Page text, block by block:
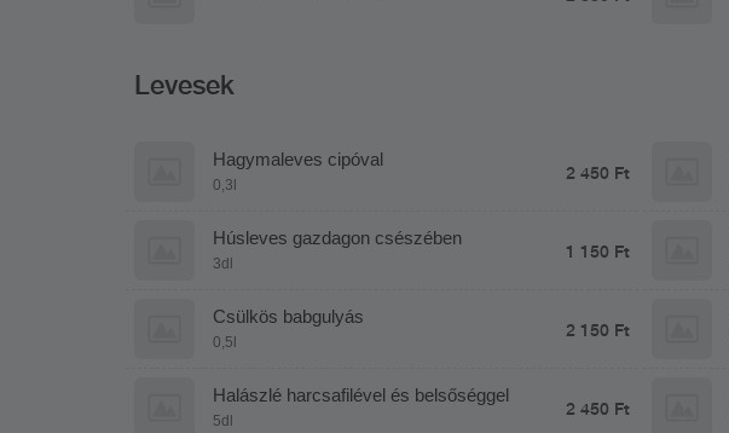
Levesek
Hagymaleves cipóval
0,3l
2 450 Ft
Húsleves gazdagon csészében
3dl
1 150 Ft
Csülkös babgulyás
0,5l
2 150 Ft
Halászlé harcsafilével és belsőséggel
5dl
2 450 Ft